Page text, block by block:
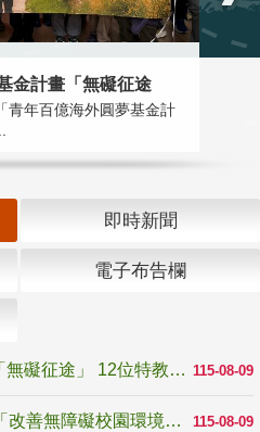
金計畫「無礙征途
青年百億海外圓夢基金計
即時新聞
電子布告欄
115-08-09
青年百億海外圓夢基金計畫「無礙征途」 12位特教與弱勢青年勇闖西班牙 跨越感官限制見證生命蛻變
115-08-09
國教署補助22縣市積極推動「改善無障礙校園環境計畫」 打造友善、安全、無礙學習空間